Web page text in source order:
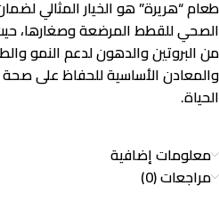
طعام “هريرة” هو الخيار المثالي
الصحي للقطط المرضعة وصغارها،
من البروتين والدهون لدعم النمو
والمعادن الأساسية للحفاظ على
الحياة.
معلومات إضافية
مراجعات (0)